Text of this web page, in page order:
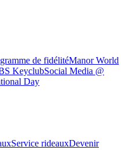
de fidélitéManor World
KeyclubSocial Media @
Day
Service rideauxDevenir